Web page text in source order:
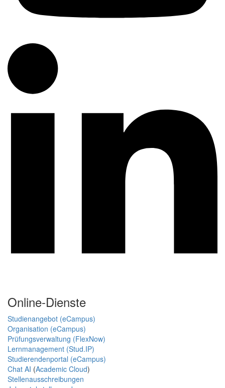
Online-Dienste
Studienangebot (eCampus)
Organisation (eCampus)
Prüfungsverwaltung (FlexNow)
Lernmanagement (Stud.IP)
Studierendenportal (eCampus)
Chat AI (Academic Cloud)
Stellenausschreibungen